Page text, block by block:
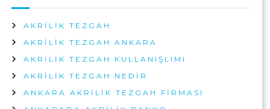
AKRILIK TEZGAH
AKRILIK TEZGAH ANKARA
AKRILIK TEZGAH KULLANIŞLIMI
AKRILIK TEZGAH NEDIR
ANKARA AKRILIK TEZGAH FIRMASI